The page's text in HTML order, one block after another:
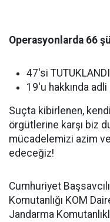
Operasyonlarda 66
47'si
19'u hakkında
Suçta kibirlenen,
örgütlerine karşı biz
mücadelemizi azim
edeceğiz!
Cumhuriyet
Komutanlığı KOM
Jandarma